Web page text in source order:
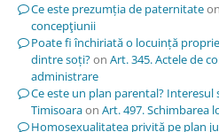
Ce este prezumția de paternitateon
concepţiunii
Poate fi închiriată o locuință
dintre soți?on Art. 345. Actele de
administrare
Ce este un plan parental?
Timisoaraon Art. 497. Schimbarea
Homosexualitatea privită pe plan